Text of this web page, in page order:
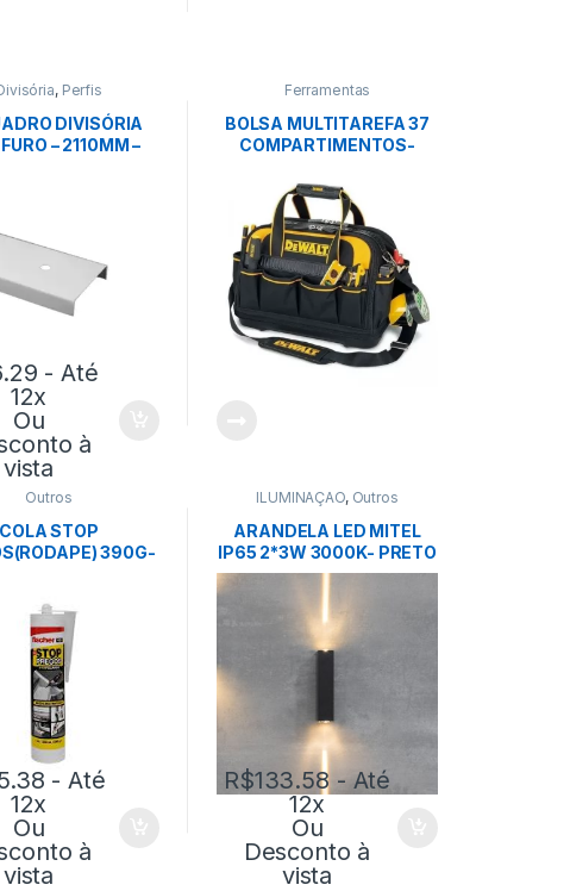
, Perfis
DIVISÓRIA
– 2110MM –
- Até
12x
Ou
à
vista
Ferramentas
BOLSA MULTITAREFA 37
COMPARTIMENTOS-
Outros
COLA STOP
390G-
- Até
12x
Ou
à
vista
ILUMINAÇÃO, Outros
ARANDELA LED MITEL
IP65 2*3W 3000K- PRETO
– NORDECOR
R$133.58 - Até
12x
Ou
Desconto à
vista